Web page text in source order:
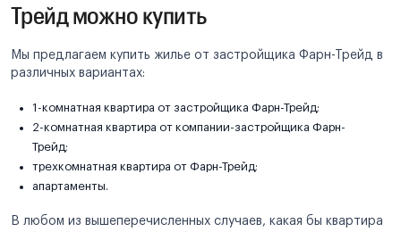
Трейд можно купить
Мы предлагаем купить жилье от застройщика Фарн-Трейд в
различных вариантах:
1-комнатная квартира от застройщика Фарн-Трейд;
2-комнатная квартира от компании-застройщика Фарн-
Трейд;
трехкомнатная квартира от Фарн-Трейд;
апартаменты.
В любом из вышеперечисленных случаев, какая бы квартира